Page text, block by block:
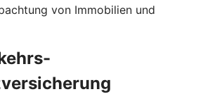
von Immobilien und